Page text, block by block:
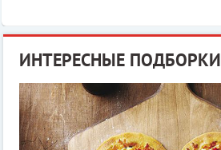
ИНТЕРЕСНЫЕ ПОДБОРКИ